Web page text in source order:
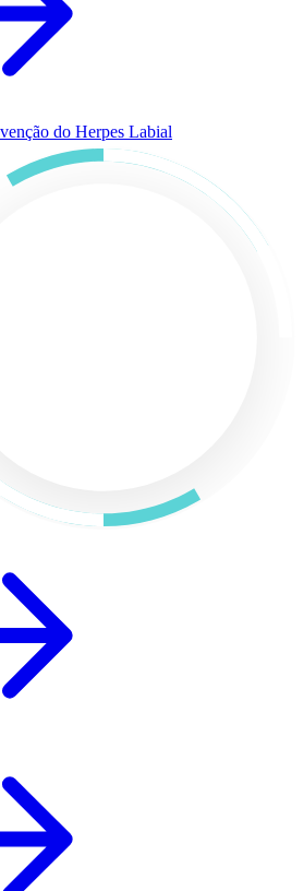
do Herpes Labial